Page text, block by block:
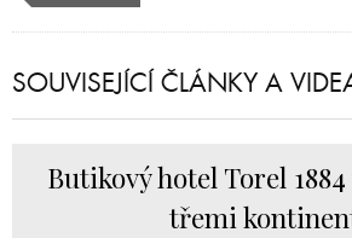
SOUVISEJÍCÍ ČLÁNKY A
Butikový hotel Torel
třemi